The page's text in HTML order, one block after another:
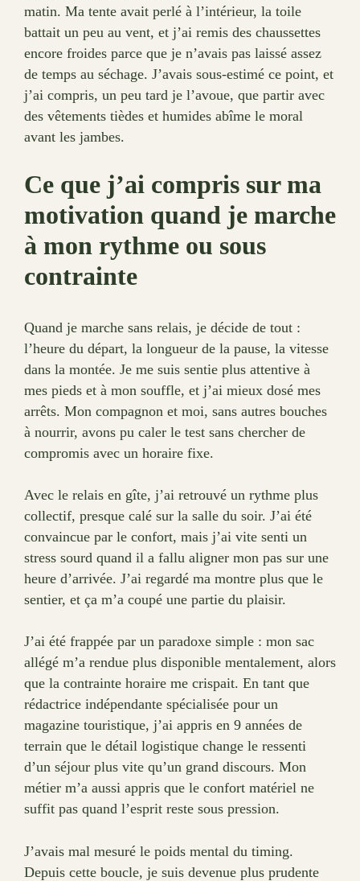
matin. Ma tente avait perlé à l’intérieur, la toile
battait un peu au vent, et j’ai remis des chaussettes
encore froides parce que je n’avais pas laissé assez
de temps au séchage. J’avais sous-estimé ce point, et
j’ai compris, un peu tard je l’avoue, que partir avec
des vêtements tièdes et humides abîme le moral
avant les jambes.
Ce que j’ai compris sur ma
motivation quand je marche
à mon rythme ou sous
contrainte
Quand je marche sans relais, je décide de tout :
l’heure du départ, la longueur de la pause, la vitesse
dans la montée. Je me suis sentie plus attentive à
mes pieds et à mon souffle, et j’ai mieux dosé mes
arrêts. Mon compagnon et moi, sans autres bouches
à nourrir, avons pu caler le test sans chercher de
compromis avec un horaire fixe.
Avec le relais en gîte, j’ai retrouvé un rythme plus
collectif, presque calé sur la salle du soir. J’ai été
convaincue par le confort, mais j’ai vite senti un
stress sourd quand il a fallu aligner mon pas sur une
heure d’arrivée. J’ai regardé ma montre plus que le
sentier, et ça m’a coupé une partie du plaisir.
J’ai été frappée par un paradoxe simple : mon sac
allégé m’a rendue plus disponible mentalement, alors
que la contrainte horaire me crispait. En tant que
rédactrice indépendante spécialisée pour un
magazine touristique, j’ai appris en 9 années de
terrain que le détail logistique change le ressenti
d’un séjour plus vite qu’un grand discours. Mon
métier m’a aussi appris que le confort matériel ne
suffit pas quand l’esprit reste sous pression.
J’avais mal mesuré le poids mental du timing.
Depuis cette boucle, je suis devenue plus prudente